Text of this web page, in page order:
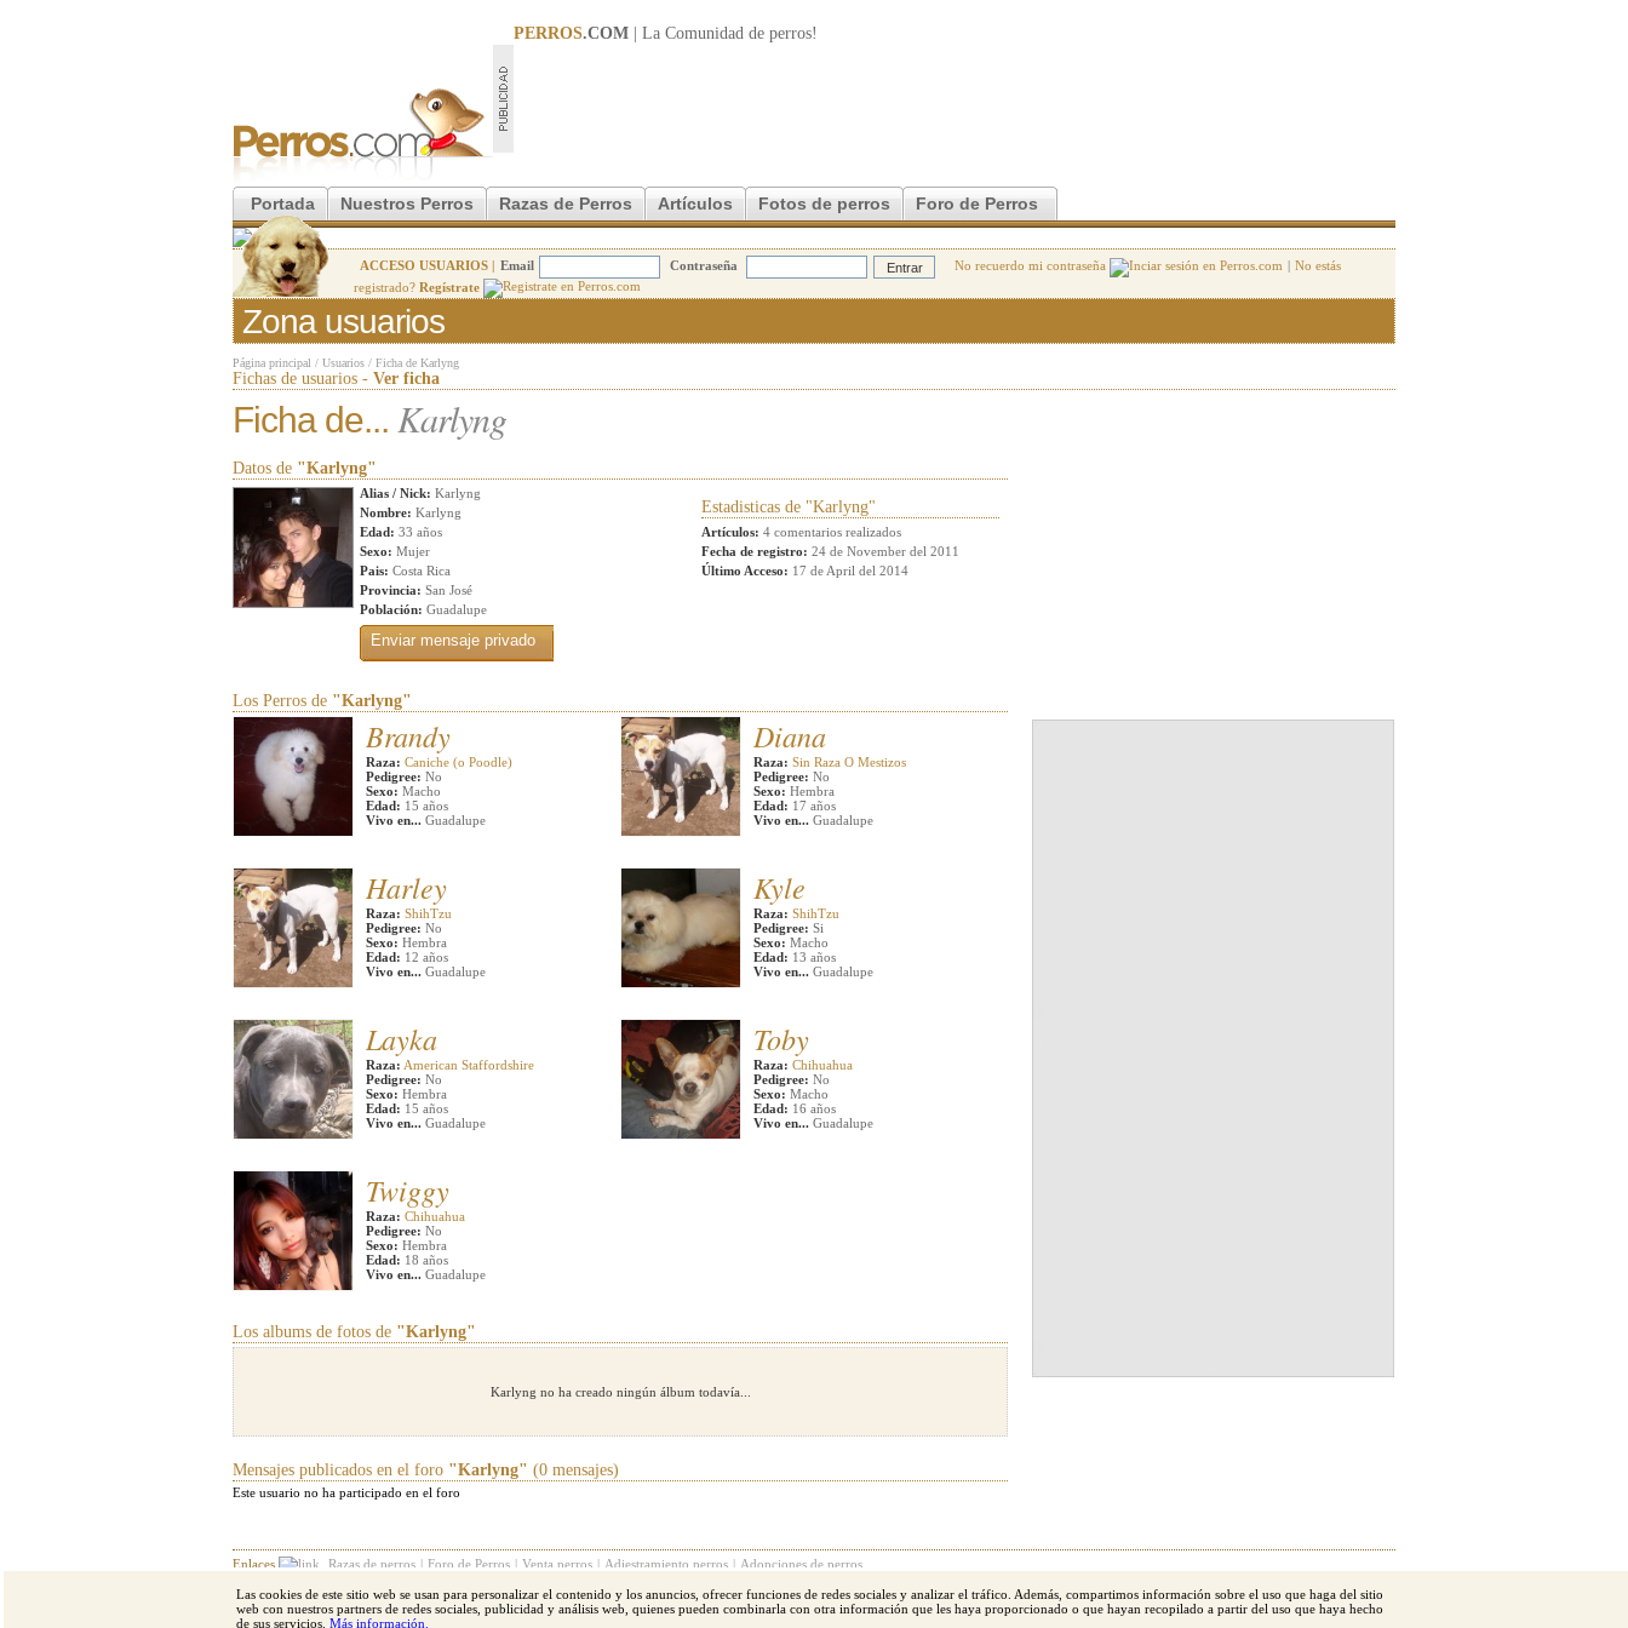
PERROS.COM | La Comunidad de perros!
Portada Nuestros Perros Razas de Perros Artículos Fotos de perros Foro de Perros
ACCESO USUARIOS | Email Contraseña No recuerdo mi contraseña | No estás
registrado? Regístrate
Zona usuarios
Página principal / Usuarios / Ficha de Karlyng
Fichas de usuarios - Ver ficha
Ficha de... Karlyng
Datos de "Karlyng"
Alias / Nick: Karlyng
Nombre: Karlyng
Edad: 33 años
Sexo: Mujer
Pais: Costa Rica
Provincia: San José
Población: Guadalupe
Estadisticas de "Karlyng"
Artículos: 4 comentarios realizados
Fecha de registro: 24 de November del 2011
Último Acceso: 17 de April del 2014
Los Perros de "Karlyng"
Brandy
Raza: Caniche (o Poodle)
Pedigree: No
Sexo: Macho
Edad: 15 años
Vivo en... Guadalupe
Diana
Raza: Sin Raza O Mestizos
Pedigree: No
Sexo: Hembra
Edad: 17 años
Vivo en... Guadalupe
Harley
Raza: ShihTzu
Pedigree: No
Sexo: Hembra
Edad: 12 años
Vivo en... Guadalupe
Kyle
Raza: ShihTzu
Pedigree: Si
Sexo: Macho
Edad: 13 años
Vivo en... Guadalupe
Layka
Raza: American Staffordshire
Pedigree: No
Sexo: Hembra
Edad: 15 años
Vivo en... Guadalupe
Toby
Raza: Chihuahua
Pedigree: No
Sexo: Macho
Edad: 16 años
Vivo en... Guadalupe
Twiggy
Raza: Chihuahua
Pedigree: No
Sexo: Hembra
Edad: 18 años
Vivo en... Guadalupe
Los albums de fotos de "Karlyng"
Karlyng no ha creado ningún álbum todavía...
Mensajes publicados en el foro "Karlyng" (0 mensajes)
Este usuario no ha participado en el foro
Enlaces Razas de perros | Foro de Perros | Venta perros | Adiestramiento perros | Adopciones de perros
Razas destacadas Pastor alemán | Bulldog | Bull terrier | Yorkshire | Boxer | San bernardo | Schnauzer | Golden Retriever Doberman | Labrador Retriever
Las cookies de este sitio web se usan para personalizar el contenido y los anuncios, ofrecer funciones de redes sociales y analizar el tráfico. Además, compartimos información sobre el uso que haga del sitio
web con nuestros partners de redes sociales, publicidad y análisis web, quienes pueden combinarla con otra información que les haya proporcionado o que hayan recopilado a partir del uso que haya hecho
de sus servicios. Más información.